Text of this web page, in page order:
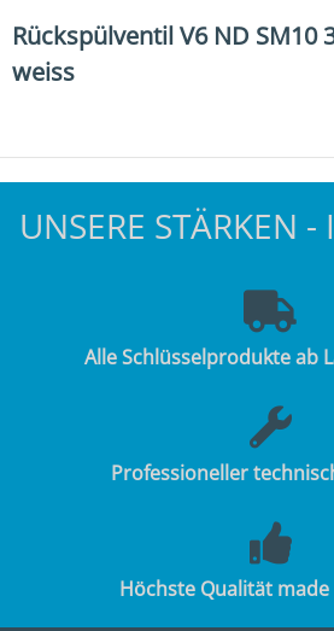
Rückspülventil V6 ND SM10
weiss
UNSERE STÄRKEN -
Alle Schlüsselprodukte ab
Professioneller
Höchste Qualität